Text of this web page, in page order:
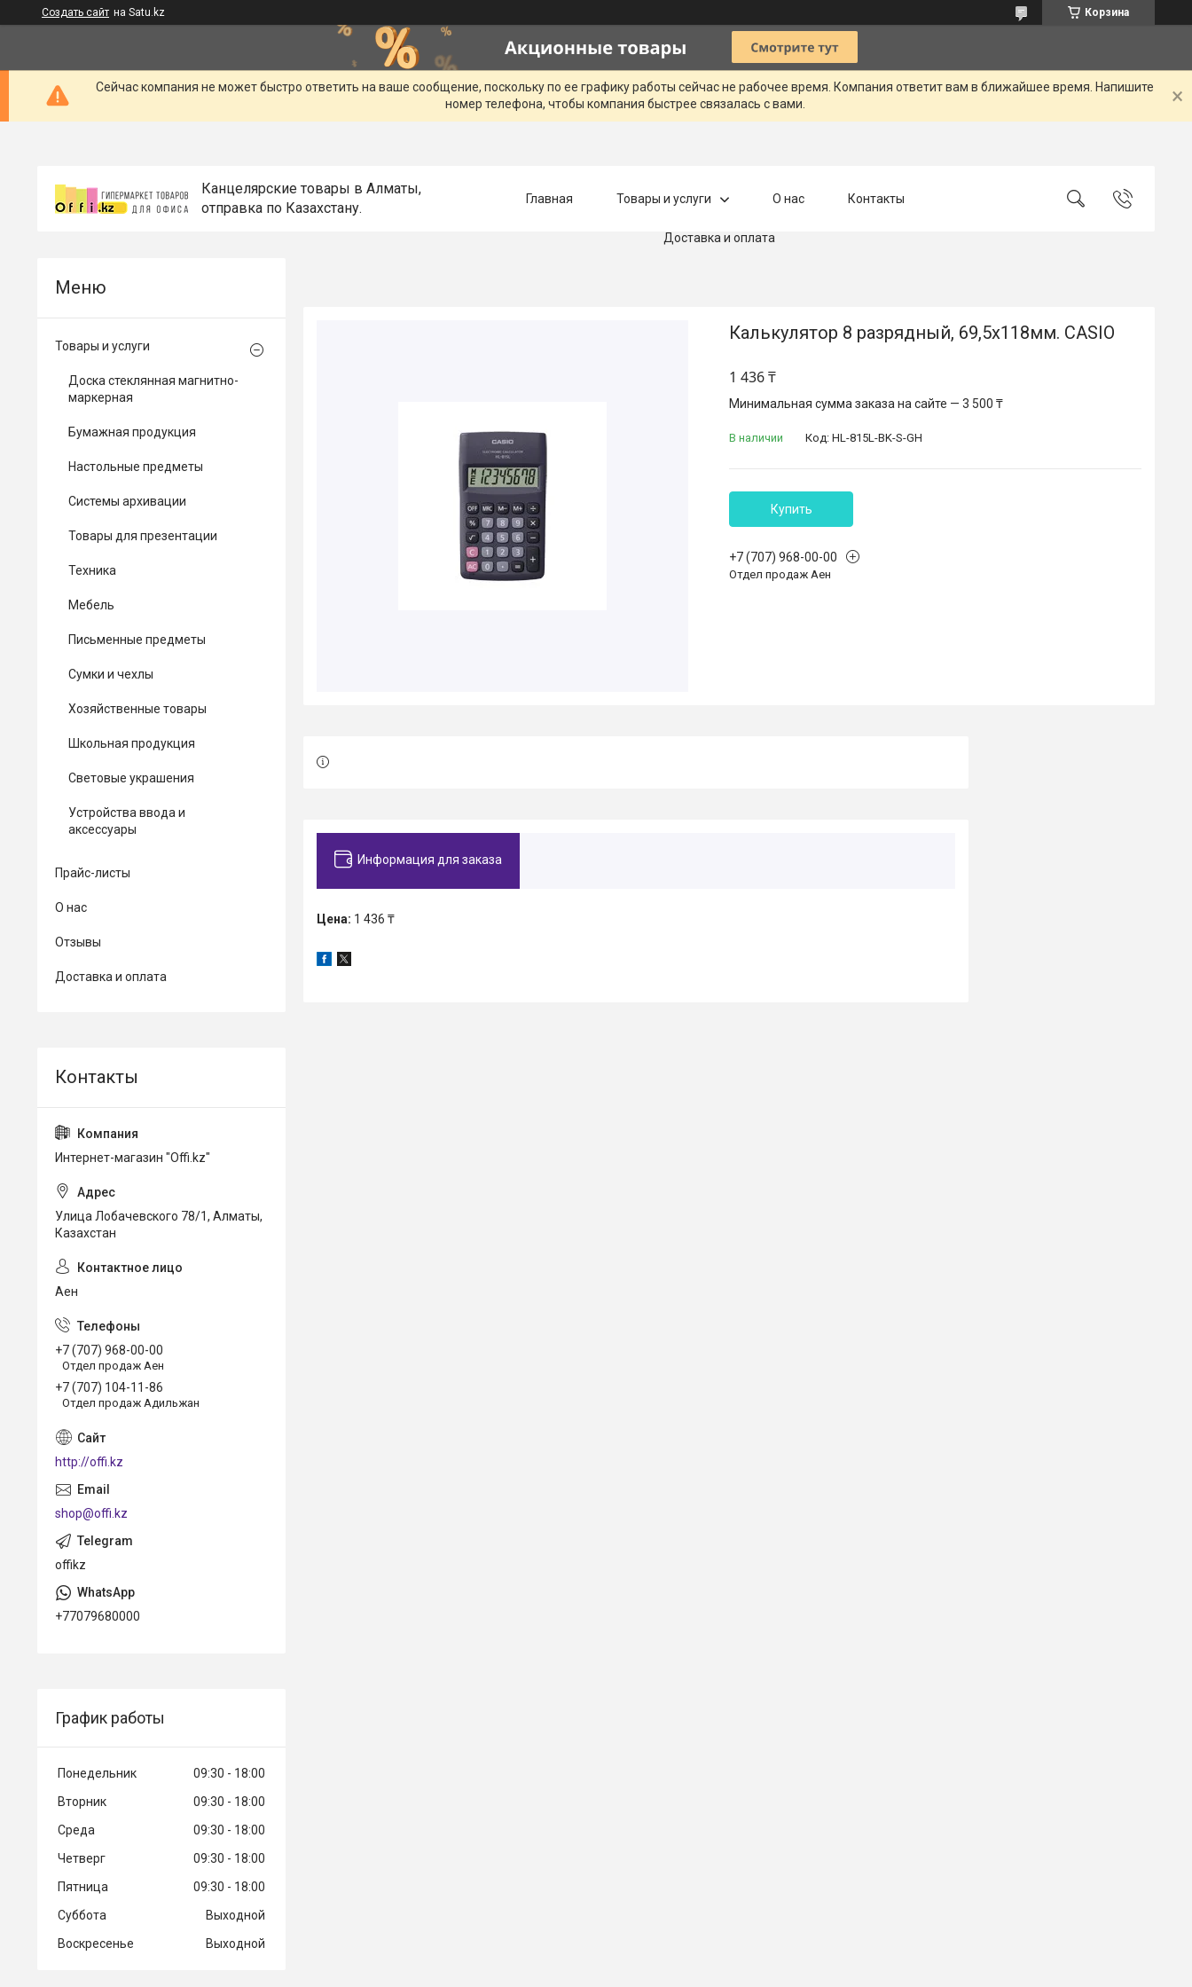
Создать сайт на Satu.kz Корзина
Сейчас компания не может быстро ответить на ваше сообщение, поскольку по ее графику работы сейчас не рабочее время. Компания ответит вам в ближайшее время. Напишите
номер телефона, чтобы компания быстрее связалась с вами.
Канцелярские товары в Алматы,
отправка по Казахстану.
Главная Товары и услуги О нас Контакты
Доставка и оплата
Калькулятор 8 разрядный, 69,5x118мм. CASIO
1 436 ₸
Минимальная сумма заказа на сайте — 3 500 ₸
В наличии Код: HL-815L-BK-S-GH
Купить
+7 (707) 968-00-00
Отдел продаж Аен
Информация для заказа
Цена: 1 436 ₸
Товары и услуги
Доска стеклянная магнитно-
маркерная
Бумажная продукция
Настольные предметы
Системы архивации
Товары для презентации
Техника
Мебель
Письменные предметы
Сумки и чехлы
Хозяйственные товары
Школьная продукция
Световые украшения
Устройства ввода и
аксессуары
Прайс-листы
О нас
Отзывы
Доставка и оплата
Интернет-магазин "Offi.kz"
Улица Лобачевского 78/1, Алматы,
Казахстан
Аен
+7 (707) 968-00-00
Отдел продаж Аен
+7 (707) 104-11-86
Отдел продаж Адильжан
http://offi.kz
shop@offi.kz
offikz
+77079680000
График работы
Понедельник 09:30
18:00
Вторник
09:30
18:00
Среда
09:30
18:00
Четверг
09:30
18:00
Пятница
09:30
18:00
Суббота
Выходной
Воскресенье
Выходной